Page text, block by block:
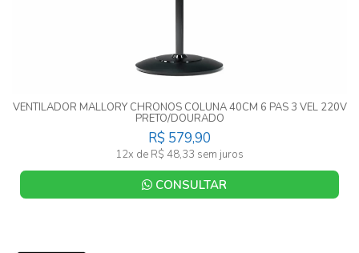
VENTILADOR MALLORY CHRONOS COLUNA 40CM 6 PAS 3 VEL 220V
PRETO/DOURADO
R$ 579,90
12x de R$ 48,33 sem juros
CONSULTAR